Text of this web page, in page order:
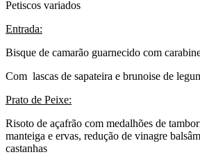
Petiscos variados
Entrada:
Bisque de camarão guarnecido com
Com lascas de sapateira e brunoise de
Prato de Peixe:
Risoto de açafrão com medalhões de
manteiga e ervas, redução de vinagre
castanhas